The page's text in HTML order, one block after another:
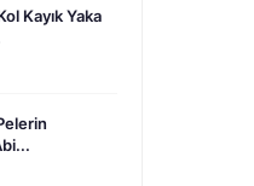
Kayık Yaka